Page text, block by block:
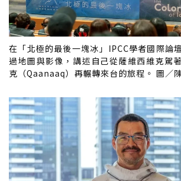
在「北極的最後一塊冰」IPCC學者國際論
過地圖與影像，講述自己從薩維西維克駕
克（Qaanaaq）再輾轉來台的旅程。 圖／